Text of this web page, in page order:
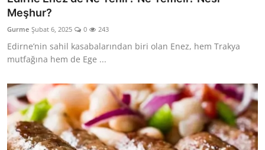
Meşhur?
Gurme Şubat 6, 2025 0 243
Edirne’nin sahil kasabalarından biri olan Enez, hem Trakya
mutfağına hem de Ege ...